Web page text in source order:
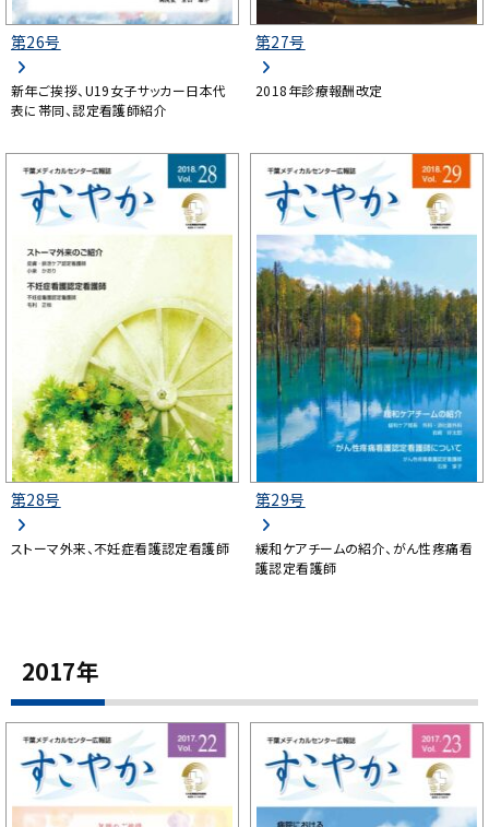
第26号
新年ご挨拶、U19女子サッカー日本代
表に帯同、認定看護師紹介
第27号
2018年診療報酬改定
第28号
ストーマ外来、不妊症看護認定看護師
第29号
緩和ケアチームの紹介、がん性疼痛看
護認定看護師
2017年